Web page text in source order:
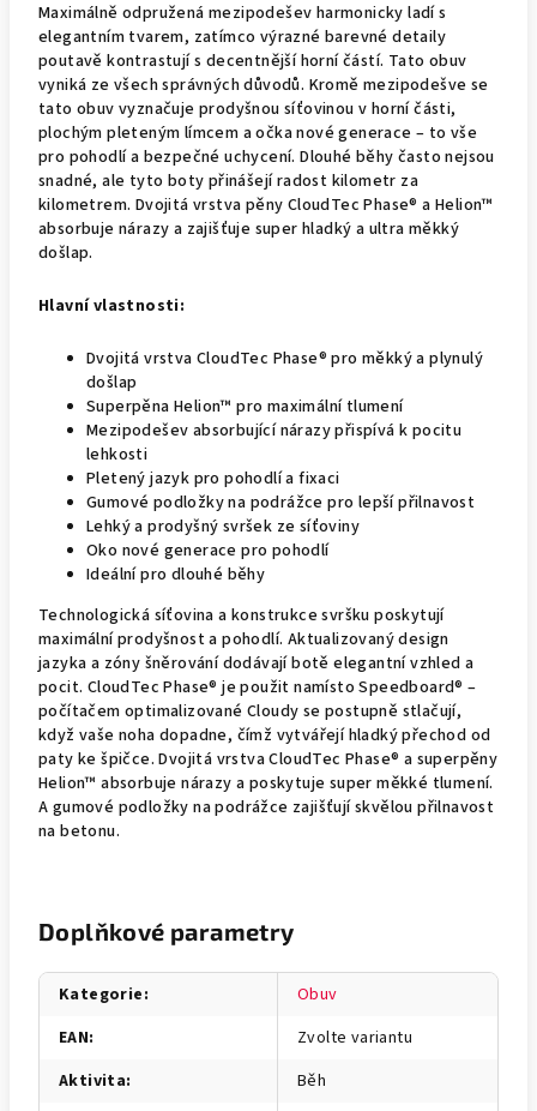
Maximálně odpružená mezipodešev harmonicky ladí s
elegantním tvarem, zatímco výrazné barevné detaily
poutavě kontrastují s decentnější horní částí. Tato obuv
vyniká ze všech správných důvodů. Kromě mezipodešve se
tato obuv vyznačuje prodyšnou síťovinou v horní části,
plochým pleteným límcem a očka nové generace – to vše
pro pohodlí a bezpečné uchycení. Dlouhé běhy často nejsou
snadné, ale tyto boty přinášejí radost kilometr za
kilometrem. Dvojitá vrstva pěny CloudTec Phase® a Helion™
absorbuje nárazy a zajišťuje super hladký a ultra měkký
došlap.
Hlavní vlastnosti:
Dvojitá vrstva CloudTec Phase® pro měkký a plynulý
došlap
Superpěna Helion™ pro maximální tlumení
Mezipodešev absorbující nárazy přispívá k pocitu
lehkosti
Pletený jazyk pro pohodlí a fixaci
Gumové podložky na podrážce pro lepší přilnavost
Lehký a prodyšný svršek ze síťoviny
Oko nové generace pro pohodlí
Ideální pro dlouhé běhy
Technologická síťovina a konstrukce svršku poskytují
maximální prodyšnost a pohodlí. Aktualizovaný design
jazyka a zóny šněrování dodávají botě elegantní vzhled a
pocit. CloudTec Phase® je použit namísto Speedboard® –
počítačem optimalizované Cloudy se postupně stlačují,
když vaše noha dopadne, čímž vytvářejí hladký přechod od
paty ke špičce. Dvojitá vrstva CloudTec Phase® a superpěny
Helion™ absorbuje nárazy a poskytuje super měkké tlumení.
A gumové podložky na podrážce zajišťují skvělou přilnavost
na betonu.
Doplňkové parametry
Kategorie:
Obuv
EAN:
Zvolte variantu
Aktivita:
Běh